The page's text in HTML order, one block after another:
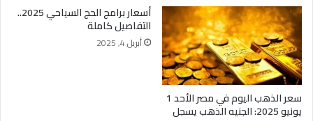
سعر الذهب اليوم في مصر الأحد 1
يونيو 2025: الجنيه الذهب يسجل
أسعار برامج الحج السياحي 2025..
التفاصيل كاملة
أبريل 4, 2025